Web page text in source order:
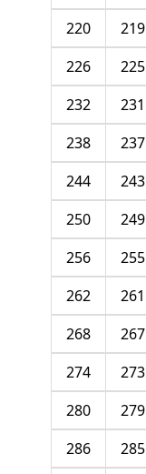
219
220
225
226
231
232
237
238
243
244
249
250
255
256
261
262
267
268
273
274
279
280
285
286